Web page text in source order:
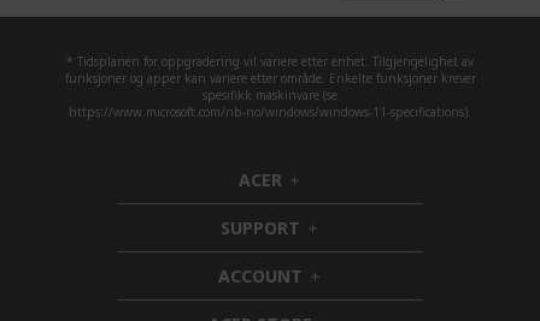
* Tidsplanen for oppgradering vil variere etter enhet. Tilgjengelighet av
funksjoner og apper kan variere etter område. Enkelte funksjoner krever
spesifikk maskinvare (se
https://www.microsoft.com/nb-no/windows/windows-11-specifications).
ACER h
i
d
d
e
n
SUPPORT h
i
d
ACCOUNT h
i